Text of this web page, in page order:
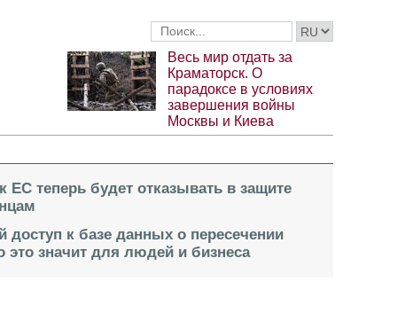
Весь мир отдать за
Краматорск. О
парадоксе в условиях
завершения войны
Москвы и Киева
ЕС теперь будет отказывать в защите
доступ к базе данных о пересечении
это значит для людей и бизнеса